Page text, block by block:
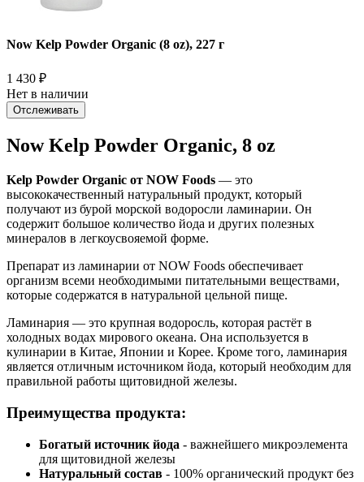
Now Kelp Powder Organic (8 oz), 227 г
1 430 ₽
Нет в наличии
Отслеживать
Now Kelp Powder Organic, 8 oz
Kelp Powder Organic от NOW Foods — это
высококачественный натуральный продукт, который
получают из бурой морской водоросли ламинарии. Он
содержит большое количество йода и других полезных
минералов в легкоусвояемой форме.
Препарат из ламинарии от NOW Foods обеспечивает
организм всеми необходимыми питательными веществами,
которые содержатся в натуральной цельной пище.
Ламинария — это крупная водоросль, которая растёт в
холодных водах мирового океана. Она используется в
кулинарии в Китае, Японии и Корее. Кроме того, ламинария
является отличным источником йода, который необходим для
правильной работы щитовидной железы.
Преимущества продукта:
Богатый источник йода - важнейшего микроэлемента
для щитовидной железы
Натуральный состав - 100% органический продукт без